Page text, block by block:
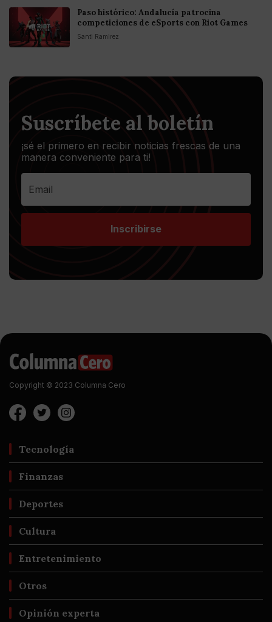
Paso histórico: Andalucía patrocina
competiciones de eSports con Riot Games
Santi Ramirez
Suscríbete al boletín
¡sé el primero en recibir noticias frescas de una
manera conveniente para ti!
Inscribirse
Copyright © 2023 Columna Cero
Tecnología
Finanzas
Deportes
Cultura
Entretenimiento
Otros
Opinión experta